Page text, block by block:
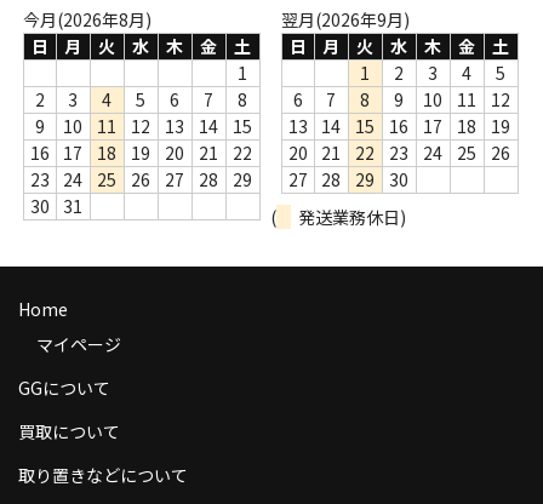
Webのみ no.1
Webのみ no.2
Webのみ no.3
Webのみ no.4
売り切れ
Help
送料
お支払い方法
返品
今月(2026年8月)
日
月 火 水 木 金
土
1
2
3 4 5 6 7
8
9
10 11 12 13 14
15
16
17 18 19 20 21
22
23
24 25 26 27 28
29
30
31
翌月(2026年9月)
日
月 火 水 木 金
土
1
2 3 4
5
6
7 8 9 10 11
12
13
14 15 16 17 18
19
20
21 22 23 24 25
26
27
28 29
30
(
発送業務休日)
Home
マイページ
GGについて
買取について
取り置きなどについて